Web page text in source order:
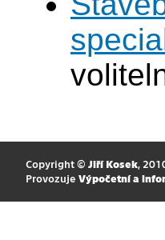
Copyright © Jiří Kosek,
Provozuje Výpočetní a